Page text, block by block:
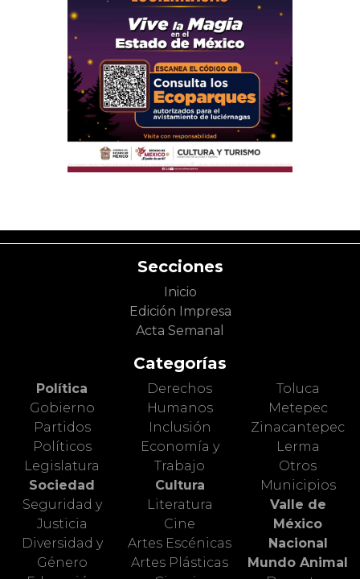
Secciones
Inicio
Edición Impresa
Acta Semanal
Categorías
Política
Gobierno
Partidos
Políticos
Legislatura
Sociedad
Seguridad y
Justicia
Diversidad y
Género
Derechos
Humanos
Inclusión
Economía y
Trabajo
Cultura
Literatura
Cine
Artes Escénicas
Artes Plásticas
Toluca
Metepec
Zinacantepec
Lerma
Otros
Municipios
Valle de
México
Nacional
Mundo Animal